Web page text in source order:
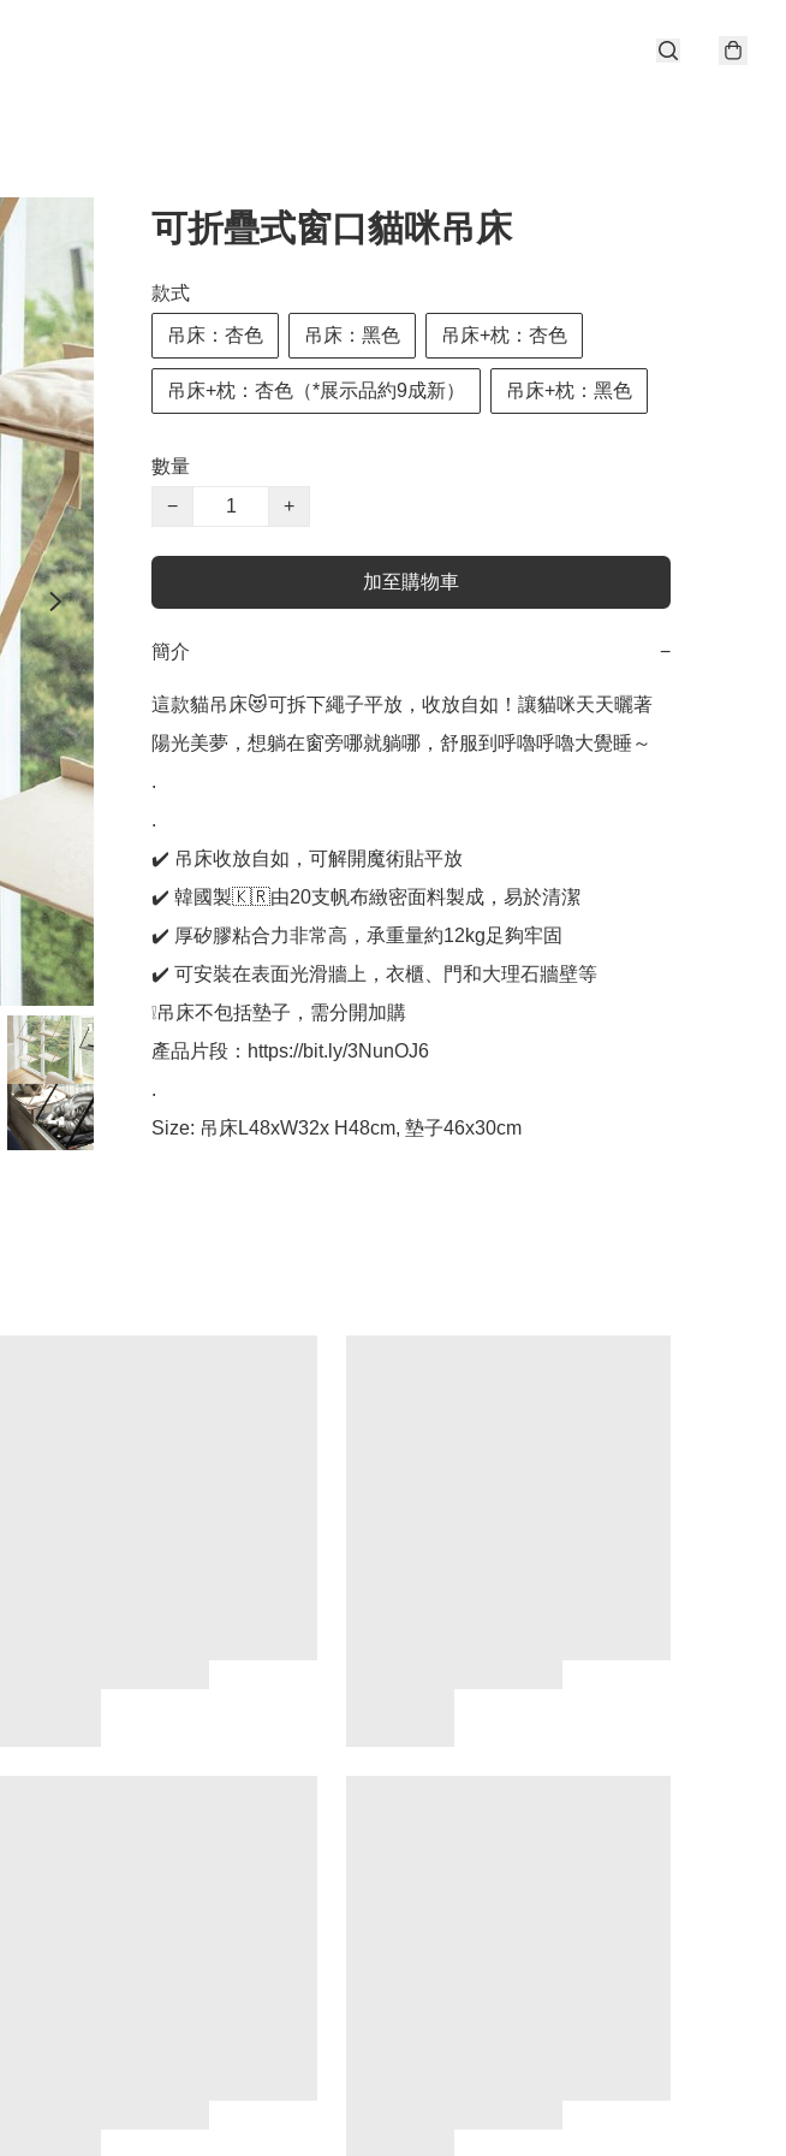
可折疊式窗口貓咪吊床
款式
吊床：杏色 吊床：黑色 吊床+枕：杏色
吊床+枕：杏色（*展示品約9成新） 吊床+枕：黑色
數量
−
+
加至購物車
簡介 −
這款貓吊床😻可拆下繩子平放，收放自如！讓貓咪天天曬著
陽光美夢，想躺在窗旁哪就躺哪，舒服到呼嚕呼嚕大覺睡～
.
.
✔️ 吊床收放自如，可解開魔術貼平放
✔️ 韓國製🇰🇷由20支帆布緻密面料製成，易於清潔
✔️ 厚矽膠粘合力非常高，承重量約12kg足夠牢固
✔️ 可安裝在表面光滑牆上，衣櫃、門和大理石牆壁等
❕吊床不包括墊子，需分開加購
產品片段：https://bit.ly/3NunOJ6
.
Size: 吊床L48xW32x H48cm, 墊子46x30cm